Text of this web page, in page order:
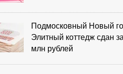
Подмосковный Новый
Элитный коттедж сдан
млн рублей